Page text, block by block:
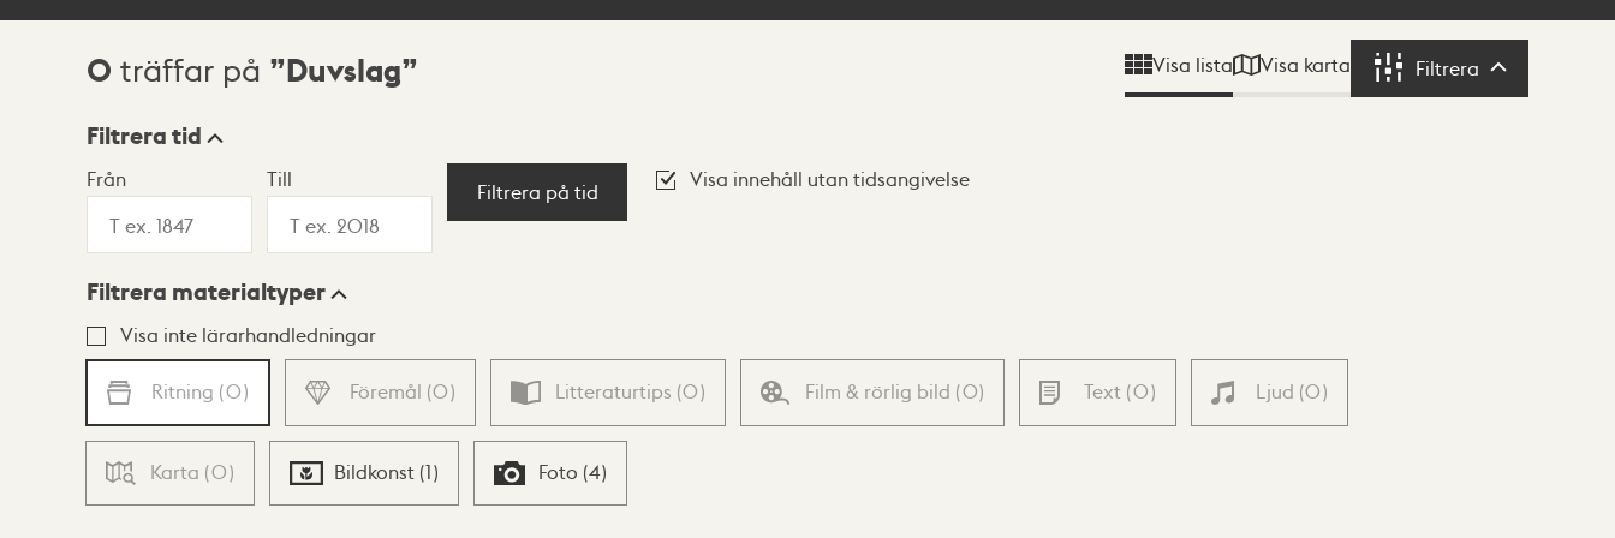
Sökresultat
0 träffar på Duvslag Visa lista Visa karta Filtrera Filtrera
Visningsläge
Lista Karta
Filtrera tid
Från Till
Filtrera på tid
Visa innehåll utan tidsangivelse
Filtrera materialtyper
Visa inte lärarhandledningar
Ritning (0) Föremål (0) Litteraturtips (0) Film & rörlig bild (0) Text (0) Ljud (0)
Karta (0) Bildkonst (1) Foto (4)